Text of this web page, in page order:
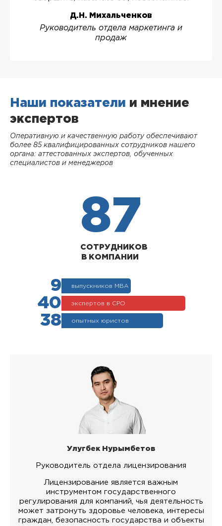
Д.Н. Михальченков
Руководитель отдела маркетинга и
продаж
Наши показатели и мнение
экспертов
Оперативную и качественную работу обеспечивают
более 85 квалифицированных сотрудников нашего
органа: аттестованных экспертов, обученных
специалистов и менеджеров
87
СОТРУДНИКОВ
В КОМПАНИИ
9 выпускников МВА
40 экспертов в СРО
38 опытных юристов
Улугбек Нурымбетов
Руководитель отдела лицензирования
Лицензирование является важным
инструментом государственного
регулирования для компаний, чья деятельность
может затронуть здоровье человека, интересы
граждан, безопасность государства и объекты